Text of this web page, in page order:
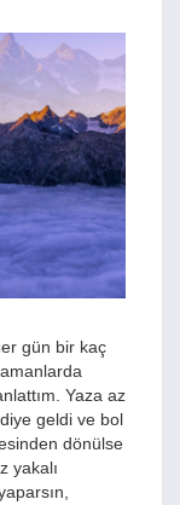
gün bir kaç
Yaza az
geldi ve bol
dönülse
yakalı